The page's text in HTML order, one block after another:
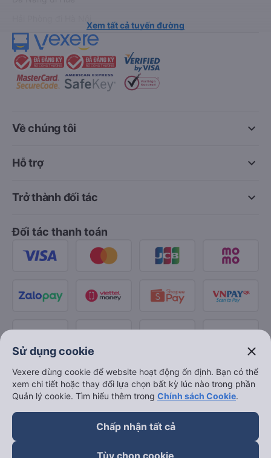
Xem tất cả tuyến đường
keyboard_arrow_down
Về chúng tôi
keyboard_arrow_down
Hỗ trợ
keyboard_arrow_down
Trở thành đối tác
Đối tác thanh toán
Sử dụng cookie close
Vexere dùng cookie để website hoạt động ổn định. Bạn có thể
xem chi tiết hoặc thay đổi lựa chọn bất kỳ lúc nào trong phần
Quản lý cookie. Tìm hiểu thêm trong Chính sách Cookie.
Chấp nhận tất cả
Tùy chọn cookie